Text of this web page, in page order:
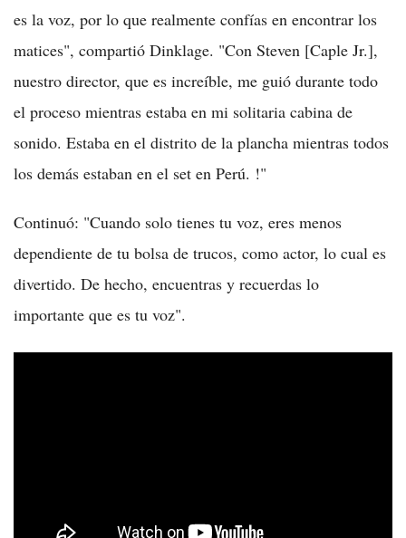
es la voz, por lo que realmente confías en encontrar los
matices", compartió Dinklage. "Con Steven [Caple Jr.],
nuestro director, que es increíble, me guió durante todo
el proceso mientras estaba en mi solitaria cabina de
sonido. Estaba en el distrito de la plancha mientras todos
los demás estaban en el set en Perú. !"
Continuó: "Cuando solo tienes tu voz, eres menos
dependiente de tu bolsa de trucos, como actor, lo cual es
divertido. De hecho, encuentras y recuerdas lo
importante que es tu voz".